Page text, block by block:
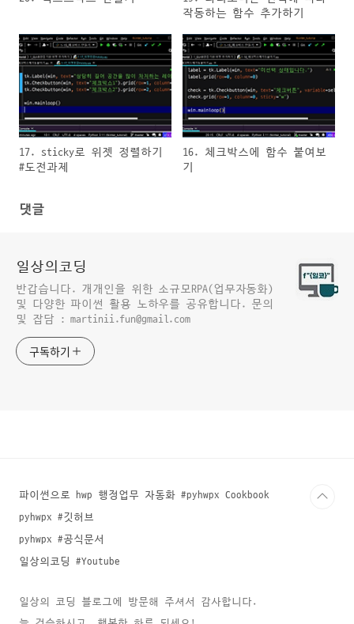
작동하는 함수 추가하기
17. sticky로 위젯 정렬하기
#도전과제
16. 체크박스에 함수 붙여보
기
댓글
일상의코딩
반갑습니다. 개개인을 위한 소규모RPA(업무자동화)
및 다양한 파이썬 활용 노하우를 공유합니다. 문의
및 잡담 : martinii.fun@gmail.com
구독하기
파이썬으로 hwp 행정업무 자동화 #pyhwpx Cookbook
pyhwpx #깃허브
pyhwpx #공식문서
일상의코딩 #Youtube
일상의 코딩 블로그에 방문해 주셔서 감사합니다.